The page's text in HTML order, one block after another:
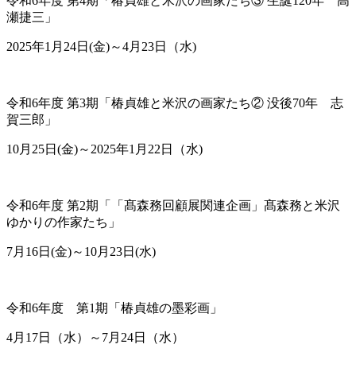
瀬捷三」
2025年1月24日(金)～4月23日（水)
令和6年度 第3期「椿貞雄と米沢の画家たち② 没後70年 志
賀三郎」
10月25日(金)～2025年1月22日（水)
令和6年度 第2期「「髙森務回顧展関連企画」髙森務と米沢
ゆかりの作家たち」
7月16日(金)～10月23日(水)
令和6年度 第1期「椿貞雄の墨彩画」
4月17日（水）～7月24日（水）